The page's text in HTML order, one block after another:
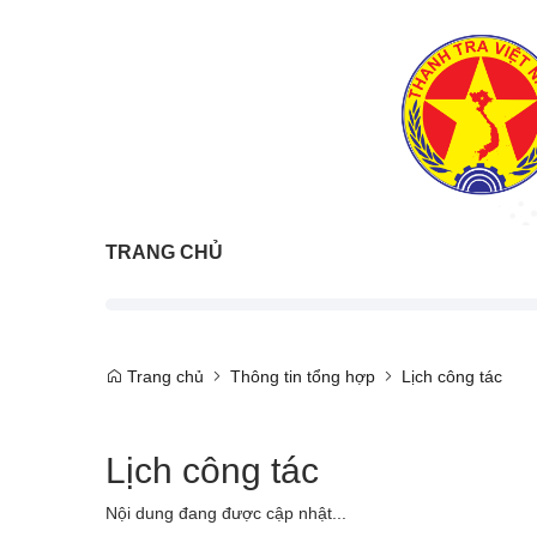
TRANG CHỦ
Trang chủ Thông tin tổng hợp Lịch công tác
Lịch công tác
Nội dung đang được cập nhật...